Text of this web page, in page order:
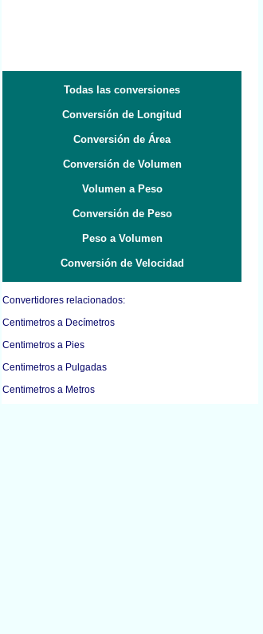
Todas las conversiones
Conversión de Longitud
Conversión de Área
Conversión de Volumen
Volumen a Peso
Conversión de Peso
Peso a Volumen
Conversión de Velocidad
Convertidores relacionados:
Centimetros a Decímetros
Centimetros a Pies
Centimetros a Pulgadas
Centimetros a Metros